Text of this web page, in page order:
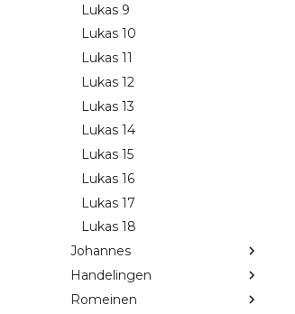
Lukas 9
Lukas 10
Lukas 11
Lukas 12
Lukas 13
Lukas 14
Lukas 15
Lukas 16
Lukas 17
Lukas 18
Johannes
Handelingen
Romeinen